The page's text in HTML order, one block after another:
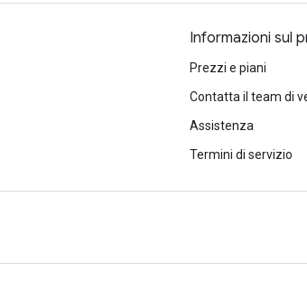
Informazioni sul
Prezzi e piani
Contatta il team di
Assistenza
Termini di servizio